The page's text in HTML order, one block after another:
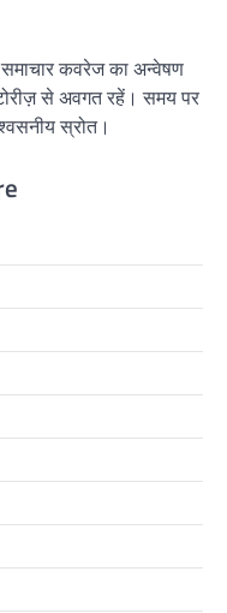
समाचार कवरेज का अन्वेषण
से अवगत रहें। समय पर
स्रोत।